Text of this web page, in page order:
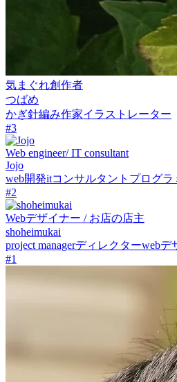
気まぐれ創作者
つばめ
かぎ針編み作家イラストレーター
#3
Web engineer/ IT consultant
Jojo
web開発itコンサルタント プログラ
#2
Webデザイナー / お店の店主
shoheimukai
project managerディレクターwebデ
#1